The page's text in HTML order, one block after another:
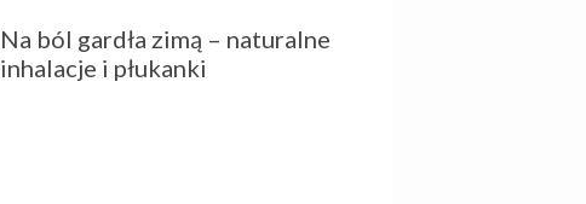
Na ból gardła zimą – naturalne
inhalacje i płukanki